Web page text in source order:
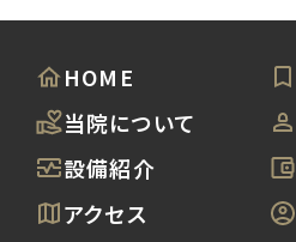
HOME
当院について
設備紹介
アクセス